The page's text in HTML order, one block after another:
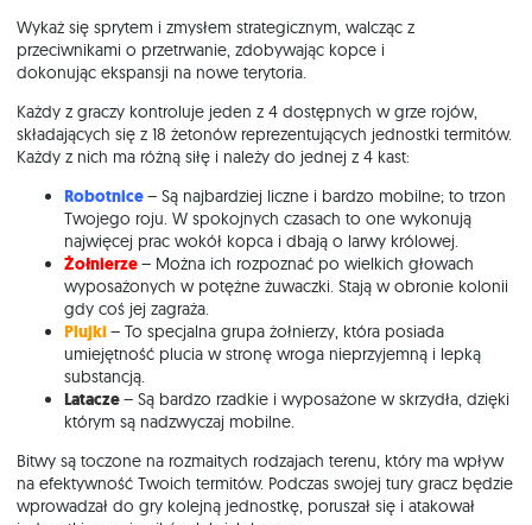
Wykaż się sprytem i zmysłem strategicznym, walcząc z
przeciwnikami o przetrwanie, zdobywając kopce i
dokonując ekspansji na nowe terytoria.
Każdy z graczy kontroluje jeden z 4 dostępnych w grze rojów,
składających się z 18 żetonów reprezentujących jednostki termitów.
Każdy z nich ma różną siłę i należy do jednej z 4 kast:
Robotnice– Są najbardziej liczne i bardzo mobilne; to trzon
Twojego roju. W spokojnych czasach to one wykonują
najwięcej prac wokół kopca i dbają o larwy królowej.
Żołnierze– Można ich rozpoznać po wielkich głowach
wyposażonych w potężne żuwaczki. Stają w obronie kolonii
gdy coś jej zagraża.
Plujki – To specjalna grupa żołnierzy, która posiada
umiejętność plucia w stronę wroga nieprzyjemną i lepką
substancją.
Latacze– Są bardzo rzadkie i wyposażone w skrzydła, dzięki
którym są nadzwyczaj mobilne.
Bitwy są toczone na rozmaitych rodzajach terenu, który ma wpływ
na efektywność Twoich termitów. Podczas swojej tury gracz będzie
wprowadzał do gry kolejną jednostkę, poruszał się i atakował